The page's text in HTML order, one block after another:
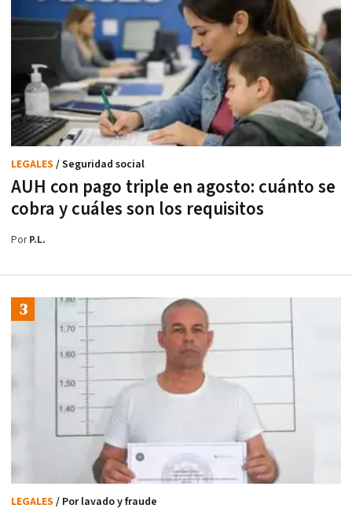
AUH con pago triple en agosto: cuánto se
cobra y cuáles son los requisitos
LEGALES / Seguridad social
PorP.L.
LEGALES / Por lavado y fraude